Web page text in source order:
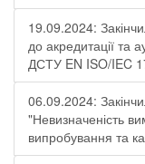
19.09.2024:
до акредитації та
ДСТУ EN ISO/IEC
06.09.2024:
"Невизначеність
випробування та